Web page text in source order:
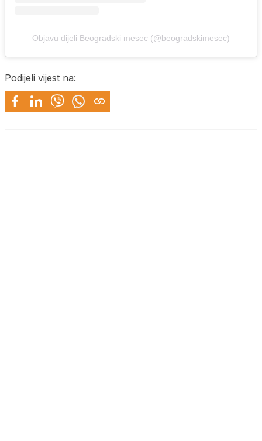
Objavu dijeli Beogradski mesec (@beogradskimesec)
Podijeli vijest na: